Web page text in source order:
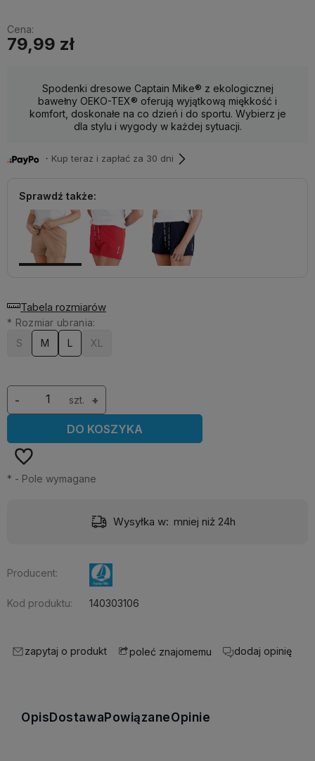
Cena:
79,99 zł
Spodenki dresowe Captain Mike® z ekologicznej
bawełny OEKO-TEX® oferują wyjątkową miękkość i
komfort, doskonałe na co dzień i do sportu. Wybierz je
dla stylu i wygody w każdej sytuacji.
・Kup teraz i zapłać za 30 dni
Sprawdź także:
Tabela rozmiarów
* Rozmiar ubrania:
S
M L XL
szt. +
-
DO KOSZYKA
* - Pole wymagane
Wysyłka w: mniej niż 24h
Producent:
Kod produktu: 140303106
zapytaj o produkt poleć znajomemu dodaj opinię
Opis Dostawa PowiązaneOpinie